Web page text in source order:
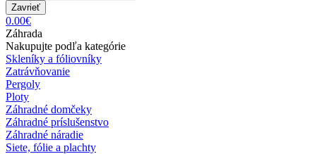
Zavrieť
0.00€
Záhrada
Nakupujte podľa kategórie
Skleníky a fóliovníky
Zatrávňovanie
Pergoly
Ploty
Záhradné domčeky
Záhradné príslušenstvo
Záhradné náradie
Siete, fólie a plachty